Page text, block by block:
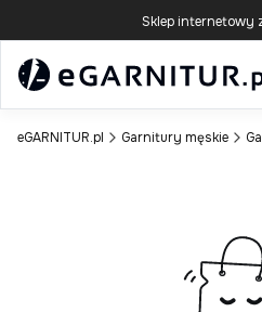
Sklep internetowy
eGARNITUR.pl Garnitury męskie